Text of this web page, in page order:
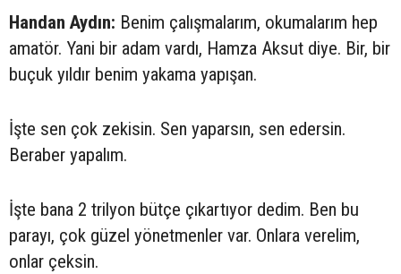
Handan Aydın: Benim çalışmalarım, okumalarım hep
amatör. Yani bir adam vardı, Hamza Aksut diye. Bir, bir
buçuk yıldır benim yakama yapışan.
İşte sen çok zekisin. Sen yaparsın, sen edersin.
Beraber yapalım.
İşte bana 2 trilyon bütçe çıkartıyor dedim. Ben bu
parayı, çok güzel yönetmenler var. Onlara verelim,
onlar çeksin.